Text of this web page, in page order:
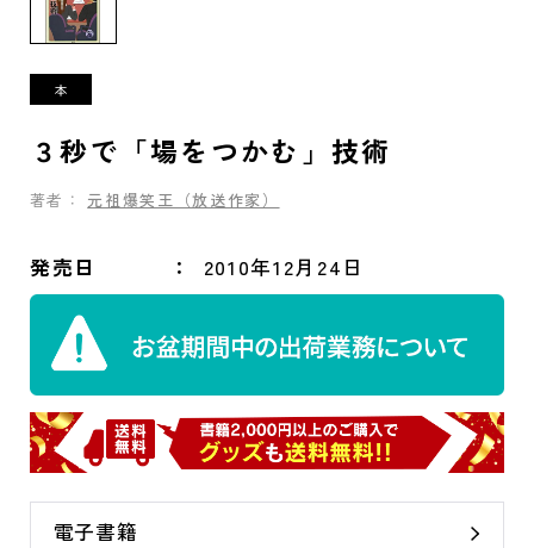
３秒で「場をつかむ」技術
著者： 元祖爆笑王（放送作家）
発売日 2010年12月24日
電子書籍